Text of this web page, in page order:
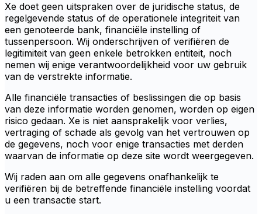
Xe doet geen uitspraken over de juridische status, de
regelgevende status of de operationele integriteit van
een genoteerde bank, financiële instelling of
tussenpersoon. Wij onderschrijven of verifiëren de
legitimiteit van geen enkele betrokken entiteit, noch
nemen wij enige verantwoordelijkheid voor uw gebruik
van de verstrekte informatie.
Alle financiële transacties of beslissingen die op basis
van deze informatie worden genomen, worden op eigen
risico gedaan. Xe is niet aansprakelijk voor verlies,
vertraging of schade als gevolg van het vertrouwen op
de gegevens, noch voor enige transacties met derden
waarvan de informatie op deze site wordt weergegeven.
Wij raden aan om alle gegevens onafhankelijk te
verifiëren bij de betreffende financiële instelling voordat
u een transactie start.